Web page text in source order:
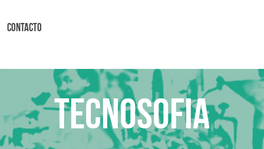
Contacto
Tecnosofia